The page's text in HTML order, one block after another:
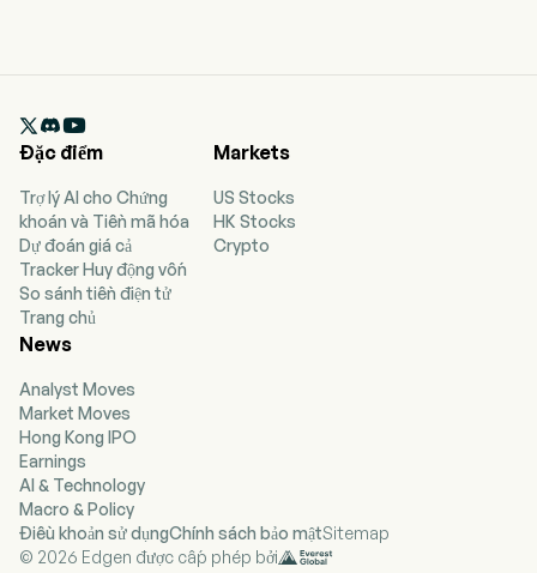

Đặc điểm
Trợ lý AI cho Chứng
khoán và Tiền mã hóa
Dự đoán giá cả
Tracker Huy động vốn
So sánh tiền điện tử
Trang chủ
Markets
US Stocks
HK Stocks
Crypto
News
Analyst Moves
Market Moves
Hong Kong IPO
Earnings
AI & Technology
Macro & Policy
Điều khoản sử dụngChính sách bảo mậtSitemap
© 2026 Edgen được cấp phép bởi